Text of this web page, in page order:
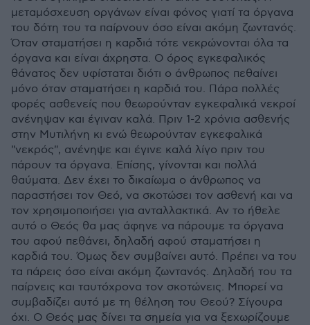
μεταμόσχευση οργάνων είναι φόνος γιατί τα όργανα
του δότη του τα παίρνουν όσο είναι ακόμη ζωντανός.
Όταν σταματήσει η καρδιά τότε νεκρώνονται όλα τα
όργανα και είναι άχρηστα. Ο όρος εγκεφαλικός
θάνατος δεν υφίσταται διότι ο άνθρωπος πεθαίνει
μόνο όταν σταματήσει η καρδιά του. Πάρα πολλές
φορές ασθενείς που θεωρούνταν εγκεφαλικά νεκροί
ανένηψαν και έγιναν καλά. Πριν 1-2 χρόνια ασθενής
στην Μυτιλήνη κι ενώ θεωρούνταν εγκεφαλικά
"νεκρός", ανένηψε και έγινε καλά λίγο πριν του
πάρουν τα όργανα. Επίσης, γίνονται και πολλά
θαύματα. Δεν έχει το δικαίωμα ο άνθρωπος να
παραστήσει τον Θεό, να σκοτώσει τον ασθενή και να
τον χρησιμοποιήσει για ανταλλακτικά. Αν το ήθελε
αυτό ο Θεός θα μας άφηνε να πάρουμε τα όργανα
του αφού πεθάνει, δηλαδή αφού σταματήσει η
καρδιά του. Όμως δεν συμβαίνει αυτό. Πρέπει να του
τα πάρεις όσο είναι ακόμη ζωντανός. Δηλαδή του τα
παίρνεις και ταυτόχρονα τον σκοτώνεις. Μπορεί να
συμβαδίζει αυτό με τη θέληση του Θεού? Σίγουρα
όχι. Ο Θεός μας δίνει τα σημεία για να ξεχωρίζουμε